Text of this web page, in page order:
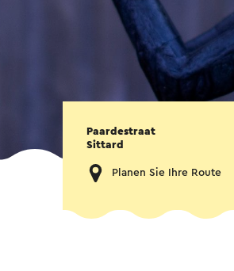
Paardestraat
Sittard
Planen Sie Ihre Route